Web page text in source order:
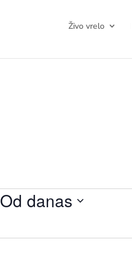
Živo vrelo
Od danas